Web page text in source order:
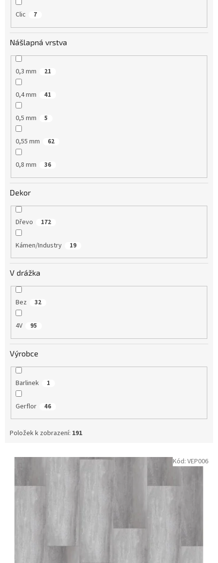
Clic 7
Nášlapná vrstva
0,3 mm 21
0,4 mm 41
0,5 mm 5
0,55 mm 62
0,8 mm 36
Dekor
Dřevo 172
Kámen/Industry 19
V drážka
Bez 32
4V 95
Výrobce
Barlinek 1
Gerflor 46
Položek k zobrazení: 191
Kód: VEP006